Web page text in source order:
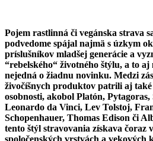
Pojem rastlinná či vegánska strava
podvedome spájal najmä s úzkym
príslušníkov mladšej generácie a
“rebelského“ životného štýlu, a to aj
nejedná o žiadnu novinku. Medzi
živočíšnych produktov patrili aj
osobnosti, akobol Platón,
Leonardo da Vinci, Lev Tolstoj,
Schopenhauer, Thomas Edison či
tento štýl stravovania získava čoraz
spoločenských vrstvách a vekových